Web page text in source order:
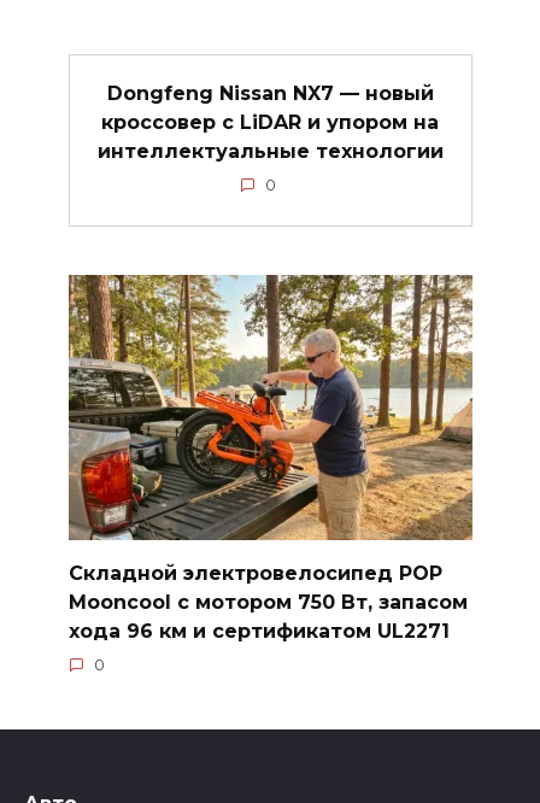
Dongfeng Nissan NX7 — новый
кроссовер с LiDAR и упором на
интеллектуальные технологии
0
Складной электровелосипед POP
Mooncool с мотором 750 Вт, запасом
хода 96 км и сертификатом UL2271
0